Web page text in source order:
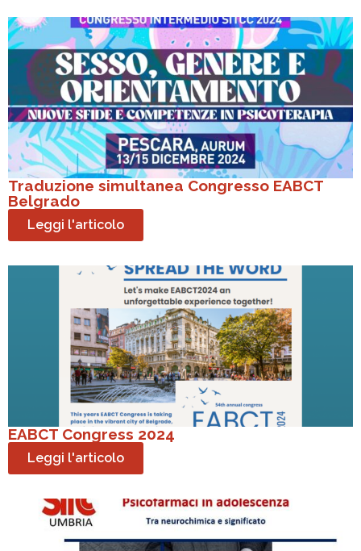
Traduzione simultanea Congresso EABCT
Belgrado
Leggi l'articolo
EABCT Congress 2024
Leggi l'articolo